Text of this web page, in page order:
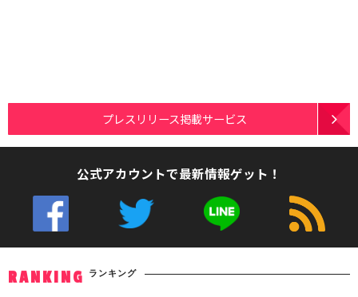
プレスリリース掲載サービス
公式アカウントで最新情報ゲット！
RANKING ランキング